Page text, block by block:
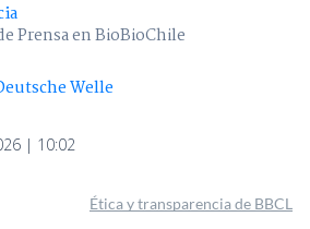
Prensa en BioBioChile
Welle
| 10:02
Ética y transparencia de BBCL